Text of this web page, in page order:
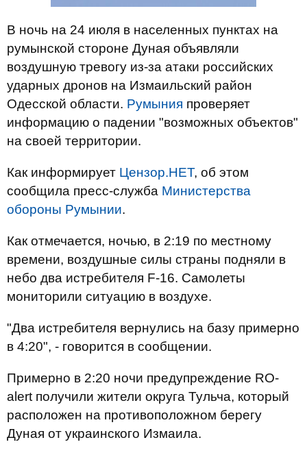
В ночь на 24 июля в населенных пунктах на
румынской стороне Дуная объявляли
воздушную тревогу из-за атаки российских
ударных дронов на Измаильский район
Одесской области. Румыния проверяет
информацию о падении "возможных объектов"
на своей территории.
Как информирует Цензор.НЕТ, об этом
сообщила пресс-служба Министерства
обороны Румынии.
Как отмечается, ночью, в 2:19 по местному
времени, воздушные силы страны подняли в
небо два истребителя F-16. Самолеты
мониторили ситуацию в воздухе.
"Два истребителя вернулись на базу примерно
в 4:20", - говорится в сообщении.
Примерно в 2:20 ночи предупреждение RO-
alert получили жители округа Тульча, который
расположен на противоположном берегу
Дуная от украинского Измаила.